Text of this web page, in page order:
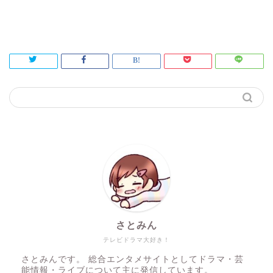
テレビドラマ大好き！
さとみん
さとみんです。 総合エンタメサイトとしてドラマ・芸
能情報・ライブについて主に発信しています。